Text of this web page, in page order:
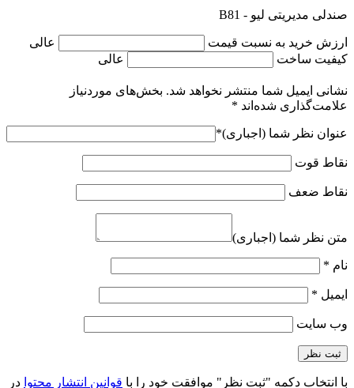
صندلی مدیریتی لیو - B81
ارزش خرید به نسبت قیمت
عالی
کیفیت ساخت
عالی
نشانی ایمیل شما منتشر نخواهد شد. بخش‌های موردنیاز
علامت‌گذاری شده‌اند *
عنوان نظر شما (اجباری)*
نقاط قوت
نقاط ضعف
متن نظر شما (اجباری)
نام *
ایمیل *
وب‌ سایت
با انتخاب دکمه "ثبت نظر" موافقت خود را با قوانین انتشار محتوا در